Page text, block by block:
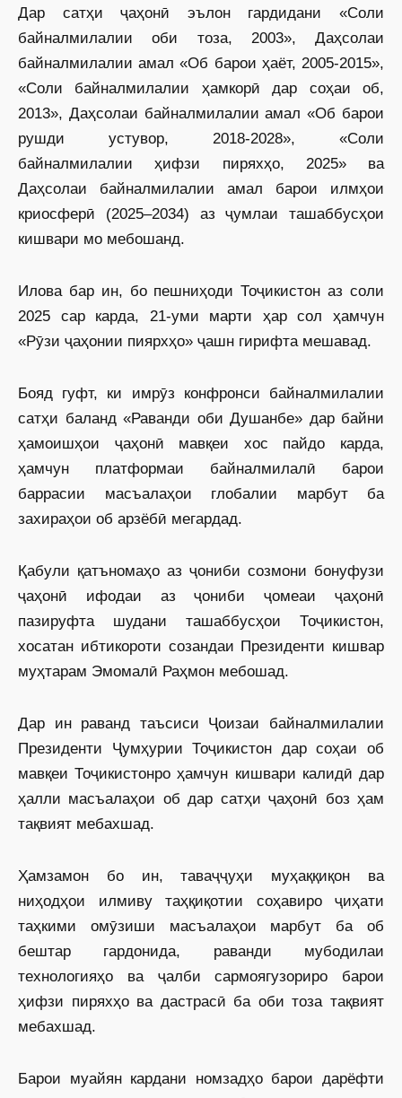
Дар сатҳи ҷаҳонӣ эълон гардидани «Соли
байналмилалии оби тоза, 2003», Даҳсолаи
байналмилалии амал «Об барои ҳаёт, 2005-2015»,
«Соли байналмилалии ҳамкорӣ дар соҳаи об,
2013», Даҳсолаи байналмилалии амал «Об барои
рушди устувор, 2018-2028», «Соли
байналмилалии ҳифзи пиряхҳо, 2025» ва
Даҳсолаи байналмилалии амал барои илмҳои
криосферӣ (2025–2034) аз ҷумлаи ташаббусҳои
кишвари мо мебошанд.
Илова бар ин, бо пешниҳоди Тоҷикистон аз соли
2025 сар карда, 21-уми марти ҳар сол ҳамчун
«Рӯзи ҷаҳонии пиярхҳо» ҷашн гирифта мешавад.
Бояд гуфт, ки имрӯз конфронси байналмилалии
сатҳи баланд «Раванди оби Душанбе» дар байни
ҳамоишҳои ҷаҳонӣ мавқеи хос пайдо карда,
ҳамчун платформаи байналмилалӣ барои
баррасии масъалаҳои глобалии марбут ба
захираҳои об арзёбӣ мегардад.
Қабули қатъномаҳо аз ҷониби созмони бонуфузи
ҷаҳонӣ ифодаи аз ҷониби ҷомеаи ҷаҳонӣ
пазируфта шудани ташаббусҳои Тоҷикистон,
хосатан ибтикороти созандаи Президенти кишвар
муҳтарам Эмомалӣ Раҳмон мебошад.
Дар ин раванд таъсиси Ҷоизаи байналмилалии
Президенти Ҷумҳурии Тоҷикистон дар соҳаи об
мавқеи Тоҷикистонро ҳамчун кишвари калидӣ дар
ҳалли масъалаҳои об дар сатҳи ҷаҳонӣ боз ҳам
тақвият мебахшад.
Ҳамзамон бо ин, таваҷҷуҳи муҳаққиқон ва
ниҳодҳои илмиву таҳқиқотии соҳавиро ҷиҳати
таҳкими омӯзиши масъалаҳои марбут ба об
бештар гардонида, раванди мубодилаи
технологияҳо ва ҷалби сармоягузориро барои
ҳифзи пиряхҳо ва дастрасӣ ба оби тоза тақвият
мебахшад.
Барои муайян кардани номзадҳо барои дарёфти